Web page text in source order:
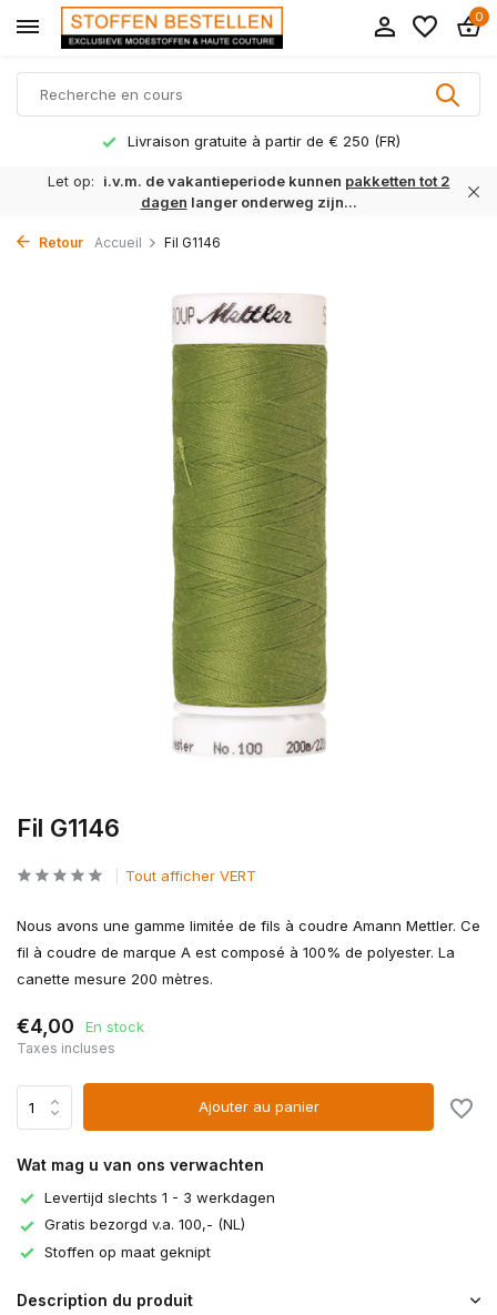
0
Livraison gratuite à partir de € 250 (FR)
Let op: i.v.m. de vakantieperiode kunnen pakketten tot 2
dagen langer onderweg zijn...
Retour Accueil Fil G1146
Fil G1146
Tout afficher VERT
Nous avons une gamme limitée de fils à coudre Amann Mettler. Ce
fil à coudre de marque A est composé à 100% de polyester. La
canette mesure 200 mètres.
€4,00 En stock
Taxes incluses
Ajouter au panier
Wat mag u van ons verwachten
Levertijd slechts 1 - 3 werkdagen
Gratis bezorgd v.a. 100,- (NL)
Stoffen op maat geknipt
Description du produit